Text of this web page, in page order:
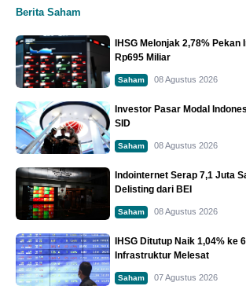
Berita Saham
IHSG Melonjak 2,78% Pekan
Rp695 Miliar
Saham 08 Agustus 2026
Investor Pasar Modal
SID
Saham 08 Agustus 2026
Indointernet Serap 7,1 Juta
Delisting dari BEI
Saham 08 Agustus 2026
IHSG Ditutup Naik 1,04% ke
Infrastruktur Melesat
Saham 07 Agustus 2026